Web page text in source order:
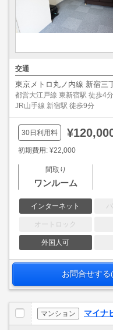
交通
東京メトロ丸ノ内線 新宿三
都営大江戸線 東新宿駅 徒歩4分
JR山手線 新宿駅 徒歩9分
30日利用料
初期費用: ¥22,000
間取り
ワンルーム
インターネット
オートロック
外国人可
お問合せする
マンション マイナ